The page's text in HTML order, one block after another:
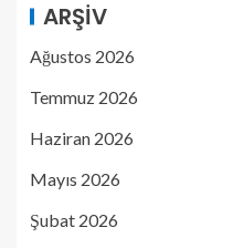
ARŞIV
Ağustos 2026
Temmuz 2026
Haziran 2026
Mayıs 2026
Şubat 2026